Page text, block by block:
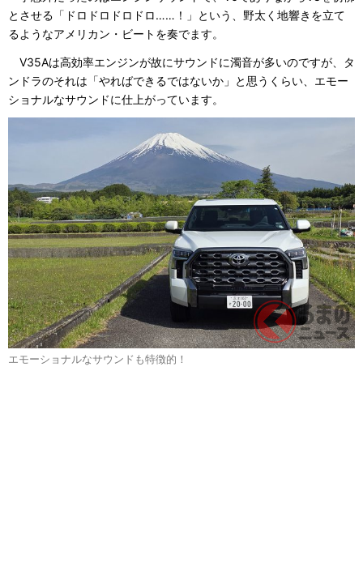
とさせる「ドロドロドロドロ……！」という、野太く地響きを立て
るようなアメリカン・ビートを奏でます。
V35Aは高効率エンジンが故にサウンドに濁音が多いのですが、タ
ンドラのそれは「やればできるではないか」と思うくらい、エモー
ショナルなサウンドに仕上がっています。
エモーショナルなサウンドも特徴的！